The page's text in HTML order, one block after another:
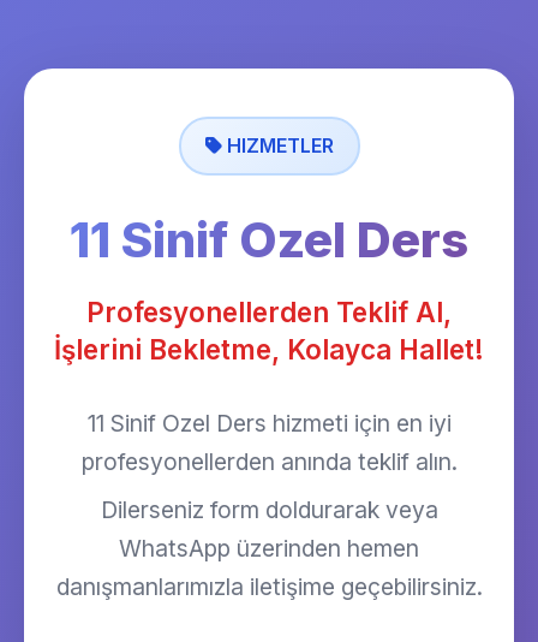
HIZMETLER
11 Sinif Ozel Ders
Profesyonellerden Teklif Al,
İşlerini Bekletme, Kolayca Hallet!
11 Sinif Ozel Ders hizmeti için en iyi
profesyonellerden anında teklif alın.
Dilerseniz form doldurarak veya
WhatsApp üzerinden hemen
danışmanlarımızla iletişime geçebilirsiniz.